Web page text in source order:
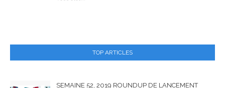
TOP ARTICLES
SEMAINE 52, 2019 ROUNDUP DE LANCEMENT